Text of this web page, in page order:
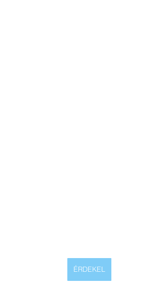
ÉRDEKEL